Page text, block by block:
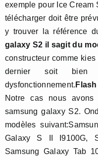
exemple pour Ice Cream
télécharger doit être
y trouver la référence
galaxy S2 il sagit du
constructeur comme
dernier soit bien
dysfonctionnement.
Notre cas nous
samsung galaxy S2.
modèles
Galaxy S II I9100G,
Samsung Galaxy Tab